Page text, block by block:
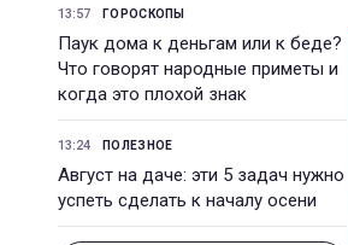
13:57 ГОРОСКОПЫ
Паук дома к деньгам или к беде?
Что говорят народные приметы и
когда это плохой знак
13:24 ПОЛЕЗНОЕ
Август на даче: эти 5 задач нужно
успеть сделать к началу осени